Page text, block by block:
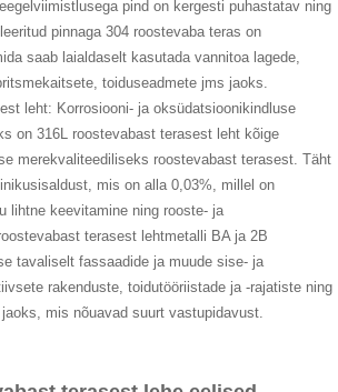
pind on kergesti puhastatav ning
pinnaga 304 roostevaba teras on
saab laialdaselt kasutada vannitoa lagede,
toiduseadmete jms jaoks.
leht: Korrosiooni- ja oksüdatsioonikindluse
on 316L roostevabast terasest leht kõige
merekvaliteediliseks roostevabast terasest. Täht
mis on alla 0,03%, millel on
lihtne keevitamine ning rooste- ja
terasest lehtmetalli BA ja 2B
tavaliselt fassaadide ja muude sise- ja
rakenduste, toidutööriistade ja -rajatiste ning
mis nõuavad suurt vastupidavust.